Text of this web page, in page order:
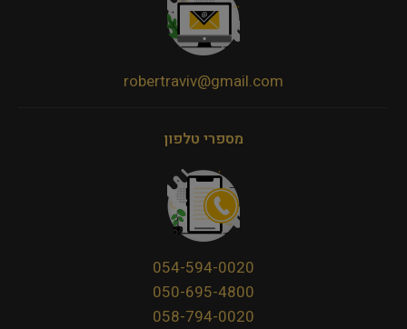
robertraviv@gmail.com
מספרי טלפון
054-594-0020
050-695-4800
058-794-0020